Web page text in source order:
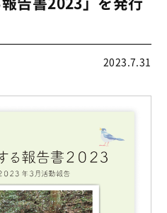
2023.7.31